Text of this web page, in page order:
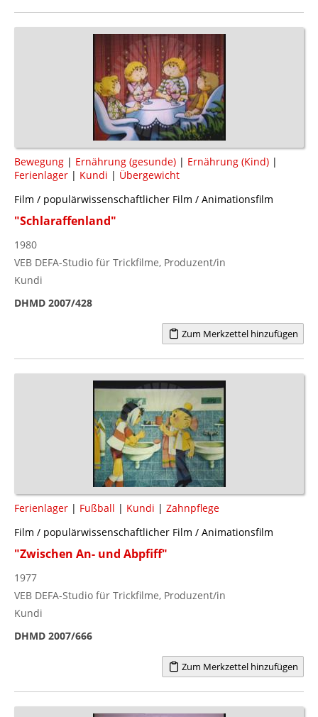
Bewegung | Ernährung (gesunde) | Ernährung (Kind) |
Ferienlager | Kundi | Übergewicht
Film / populärwissenschaftlicher Film / Animationsfilm
"Schlaraffenland"
1980
VEB DEFA-Studio für Trickfilme, Produzent/in
Kundi
DHMD 2007/428
Zum Merkzettel hinzufügen
Ferienlager | Fußball | Kundi | Zahnpflege
Film / populärwissenschaftlicher Film / Animationsfilm
"Zwischen An- und Abpfiff"
1977
VEB DEFA-Studio für Trickfilme, Produzent/in
Kundi
DHMD 2007/666
Zum Merkzettel hinzufügen